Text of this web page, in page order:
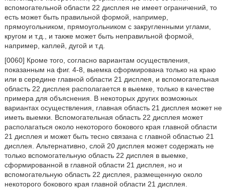
вспомогательной области 22 дисплея не имеет ограничений, то
есть может быть правильной формой, например,
прямоугольником, прямоугольником с закругленными углами,
кругом и т.д., и также может быть неправильной формой,
например, каплей, дугой и т.д.
[0060] Кроме того, согласно вариантам осуществления,
показанным на фиг. 4-8, выемка сформирована только на краю
или в середине главной области 21 дисплея, и вспомогательная
область 22 дисплея располагается в выемке, только в качестве
примера для объяснения. В некоторых других возможных
вариантах осуществления, главная область 21 дисплея может не
иметь выемки. Вспомогательная область 22 дисплея может
располагаться около некоторого бокового края главной области
21 дисплея и может быть тесно связана с главной областью 21
дисплея. Альтернативно, слой 20 дисплея может содержать не
только вспомогательную область 22 дисплея в выемке,
сформированной в главной области 21 дисплея, но и
вспомогательную область 22 дисплея, размещенную около
некоторого бокового края главной области 21 дисплея.